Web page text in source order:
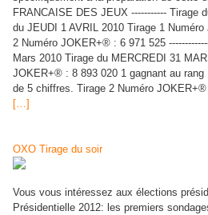
FRANCAISE DES JEUX ----------- Tirage
du JEUDI 1 AVRIL 2010 Tirage 1
2 Numéro JOKER+® : 6 971 525
Mars 2010 Tirage du MERCREDI 31
JOKER+® : 8 893 020 1 gagnant au
de 5 chiffres. Tirage 2 Numéro
[…]
OXO Tirage du soir
Vous vous intéressez aux élections
Présidentielle 2012: les premiers